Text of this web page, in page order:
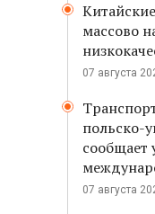
массово
07 августа
польско-
сообщает
07 августа